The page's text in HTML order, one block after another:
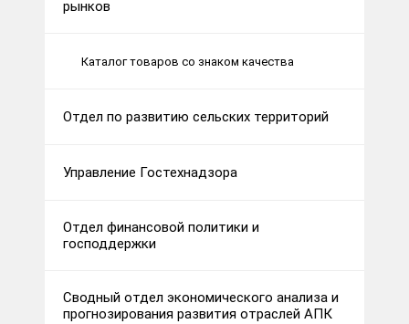
рынков
Каталог товаров со знаком качества
Отдел по развитию сельских территорий
Управление Гостехнадзора
Отдел финансовой политики и
господдержки
Сводный отдел экономического анализа и
прогнозирования развития отраслей АПК